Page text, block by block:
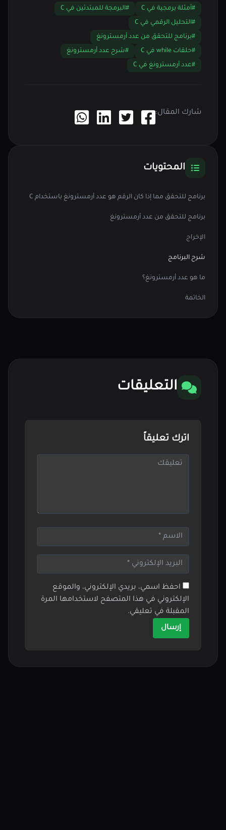
#أمثلة برمجية في C
#البرمجة للمبتدئين في C
#التحليل الرقمي في C
#برنامج للتحقق من عدد أرمسترونغ
#حلقات while في C
#شرح عدد أرمسترونغ
#عدد أرمسترونغ في C
شارك المقال:
المحتويات
برنامج للتحقق مما إذا كان الرقم هو عدد أرمسترونغ باستخدام C
برنامج للتحقق من عدد أرمسترونغ
الإخراج
شرح البرنامج
ما هو عدد أرمسترونغ؟
الخاتمة
التعليقات
اترك تعليقاً
احفظ اسمي، بريدي الإلكتروني، والموقع
الإلكتروني في هذا المتصفح لاستخدامها المرة
المقبلة في تعليقي.